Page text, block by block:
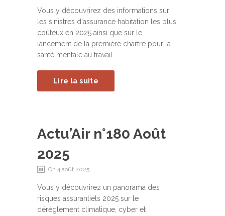
Vous y découvrirez des informations sur
les sinistres d'assurance habitation les plus
coûteux en 2025 ainsi que sur le
lancement de la première chartre pour la
santé mentale au travail.
Lire la suite
Actu’Air n°180 Août
2025
On 4 août 2025
Vous y découvrirez un panorama des
risques assurantiels 2025 sur le
dérèglement climatique, cyber et